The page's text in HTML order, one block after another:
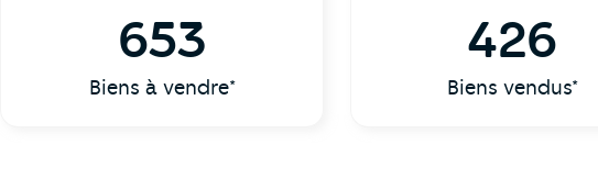
653
Biens à vendre*
426
Biens vendus*